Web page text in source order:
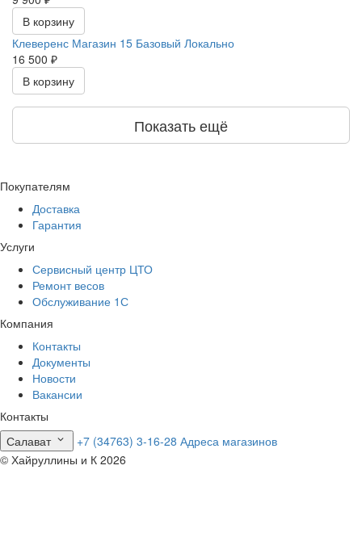
В корзину
Клеверенс Магазин 15 Базовый Локально
16 500 ₽
В корзину
Показать ещё
Покупателям
Доставка
Гарантия
Услуги
Сервисный центр ЦТО
Ремонт весов
Обслуживание 1С
Компания
Контакты
Документы
Новости
Вакансии
Контакты
Салават
+7 (34763) 3-16-28 Адреса магазинов
© Хайруллины и К 2026